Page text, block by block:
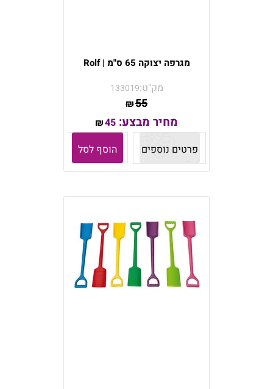
מגרפה יצוקה 65 ס"מ | Rolf
מק"ט:133019
₪55
מחיר מבצע: ₪45
פרטים נוספים
הוסף לסל